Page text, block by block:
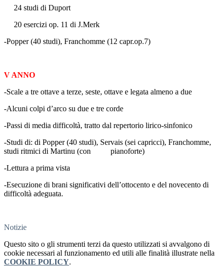
24 studi di Duport
20 esercizi op. 11 di J.Merk
-Popper (40 studi), Franchomme (12 capr.op.7)
V ANNO
-Scale a tre ottave a terze, seste, ottave e legata almeno a due
-Alcuni colpi d’arco su due e tre corde
-Passi di media difficoltà, tratto dal repertorio lirico-sinfonico
-Studi di: di Popper (40 studi), Servais (sei capricci), Franchomme,
studi ritmici di Martinu (con pianoforte)
-Lettura a prima vista
-Esecuzione di brani significativi dell’ottocento e del novecento di
difficoltà adeguata.
Notizie
Questo sito o gli strumenti terzi da questo utilizzati si avvalgono di
cookie necessari al funzionamento ed utili alle finalità illustrate nella
COOKIE POLICY.